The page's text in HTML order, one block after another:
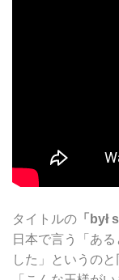
タイトルの 「był
日本で言う「あ
した」というの